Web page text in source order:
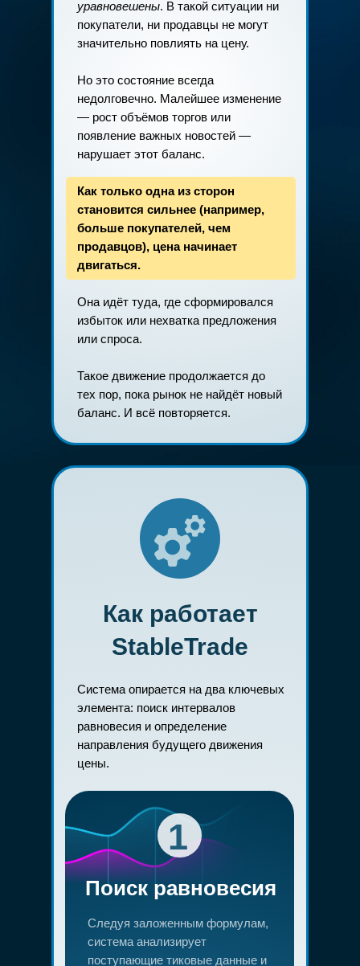
уравновешены. В такой ситуации ни
покупатели, ни продавцы не могут
значительно повлиять на цену.
Но это состояние всегда
недолговечно. Малейшее изменение
— рост объёмов торгов или
появление важных новостей —
нарушает этот баланс.
Как только одна из сторон
становится сильнее (например,
больше покупателей, чем
продавцов), цена начинает
двигаться.
Она идёт туда, где сформировался
избыток или нехватка предложения
или спроса.
Такое движение продолжается до
тех пор, пока рынок не найдёт новый
баланс. И всё повторяется.
Система опирается на два ключевых
элемента: поиск интервалов
равновесия и определение
направления будущего движения
цены.
Как работает
StableTrade
Поиск равновесия
1
Следуя заложенным формулам,
система анализирует
поступающие тиковые данные и